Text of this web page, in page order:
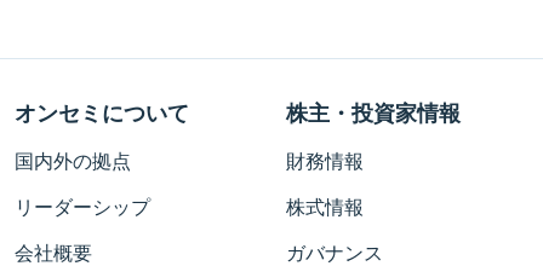
オンセミについて
国内外の拠点
リーダーシップ
会社概要
株主・投資家情報
財務情報
株式情報
ガバナンス